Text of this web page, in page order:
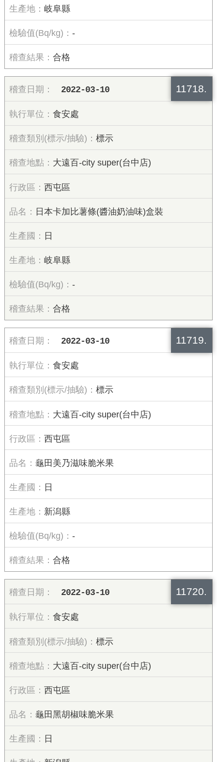
岐阜縣
-
合格
11718.
2022-03-10
食安處
標示
大遠百-city super(台中店)
西屯區
日本卡加比薯條(醬油奶油味)盒裝
日
岐阜縣
-
合格
11719.
2022-03-10
食安處
標示
大遠百-city super(台中店)
西屯區
龜田美乃滋味脆米果
日
新潟縣
-
合格
11720.
2022-03-10
食安處
標示
大遠百-city super(台中店)
西屯區
龜田黑胡椒味脆米果
日